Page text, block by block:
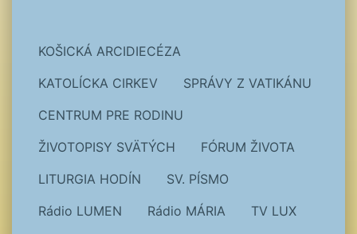
KOŠICKÁ ARCIDIECÉZA
KATOLÍCKA CIRKEV
SPRÁVY Z VATIKÁNU
CENTRUM PRE RODINU
ŽIVOTOPISY SVÄTÝCH
FÓRUM ŽIVOTA
LITURGIA HODÍN
SV. PÍSMO
Rádio LUMEN
Rádio MÁRIA
TV LUX